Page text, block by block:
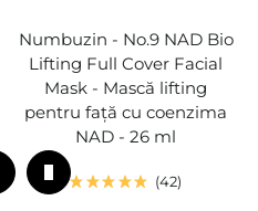
Numbuzin - No.9 NAD Bio
Lifting Full Cover Facial
Mask - Mască lifting
pentru față cu coenzima
NAD - 26 ml
42